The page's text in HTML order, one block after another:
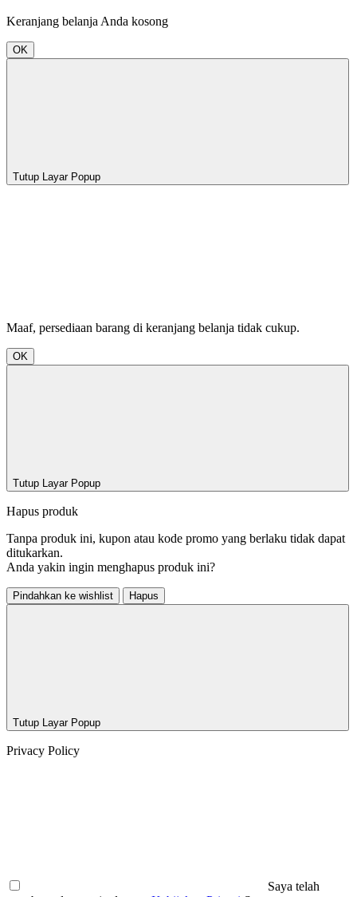
Keranjang belanja Anda kosong
OK
Tutup Layar Popup
Maaf, persediaan barang di keranjang belanja tidak cukup.
OK
Tutup Layar Popup
Hapus produk
Tanpa produk ini, kupon atau kode promo yang berlaku tidak dapat
ditukarkan.
Anda yakin ingin menghapus produk ini?
Pindahkan ke wishlist Hapus
Tutup Layar Popup
Privacy Policy
Saya telah